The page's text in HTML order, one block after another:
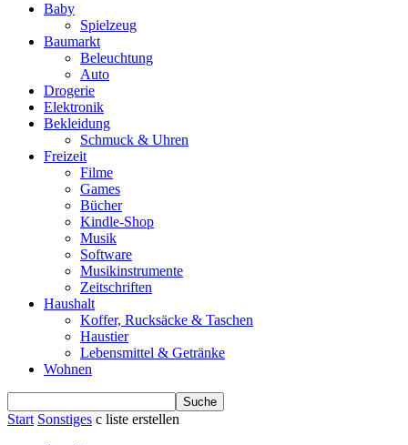
Baby
Spielzeug
Baumarkt
Beleuchtung
Auto
Drogerie
Elektronik
Bekleidung
Schmuck & Uhren
Freizeit
Filme
Games
Bücher
Kindle-Shop
Musik
Software
Musikinstrumente
Zeitschriften
Haushalt
Koffer, Rucksäcke & Taschen
Haustier
Lebensmittel & Getränke
Wohnen
Start Sonstiges c liste erstellen